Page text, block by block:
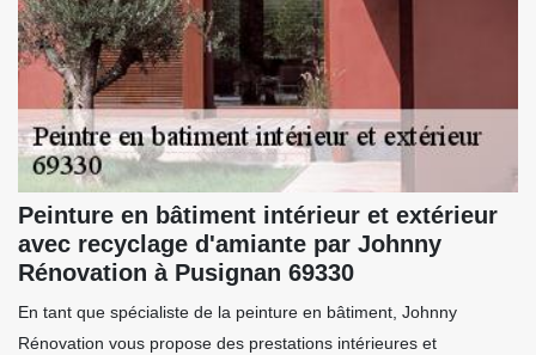
Peinture en bâtiment intérieur et extérieur
avec recyclage d'amiante par Johnny
Rénovation à Pusignan 69330
En tant que spécialiste de la peinture en bâtiment, Johnny
Rénovation vous propose des prestations intérieures et